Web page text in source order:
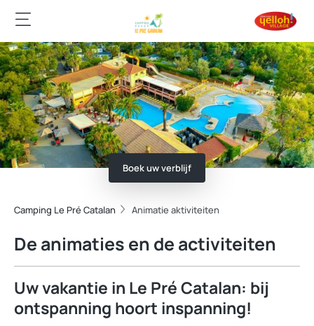
Boek uw verblijf
Camping Le Pré Catalan Animatie aktiviteiten
De animaties en de activiteiten
Uw vakantie in Le Pré Catalan: bij
ontspanning hoort inspanning!